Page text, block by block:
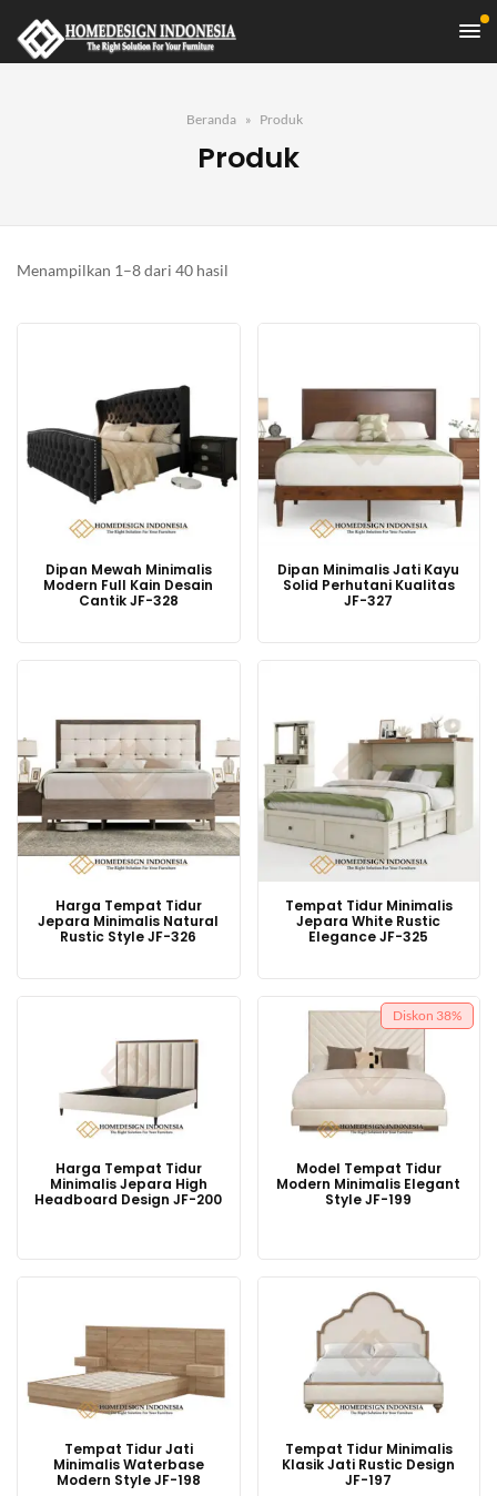
Beranda Produk
Produk
Menampilkan 1–8 dari 40 hasil
yang
Dipan Mewah Minimalis
Modern Full Kain Desain
Cantik JF-328
Dipan Minimalis Jati Kayu
Solid Perhutani Kualitas
JF-327
Harga Tempat Tidur
Jepara Minimalis Natural
Rustic Style JF-326
Tempat Tidur Minimalis
Jepara White Rustic
Elegance JF-325
Harga Tempat Tidur
Minimalis Jepara High
Headboard Design JF-200
Diskon 38%
Model Tempat Tidur
Modern Minimalis Elegant
Style JF-199
adalah:
Rp13,000,000.
ini
adalah:
Rp8,000,000.
Tempat Tidur Jati
Minimalis Waterbase
Modern Style JF-198
Tempat Tidur Minimalis
Klasik Jati Rustic Design
JF-197